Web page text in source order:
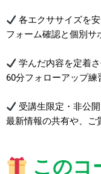
各エクササイズを
フォーム確認と個別サ
学んだ内容を定着
60分フォローアップ練
受講生限定・非公
最新情報の共有や、ご
このコ